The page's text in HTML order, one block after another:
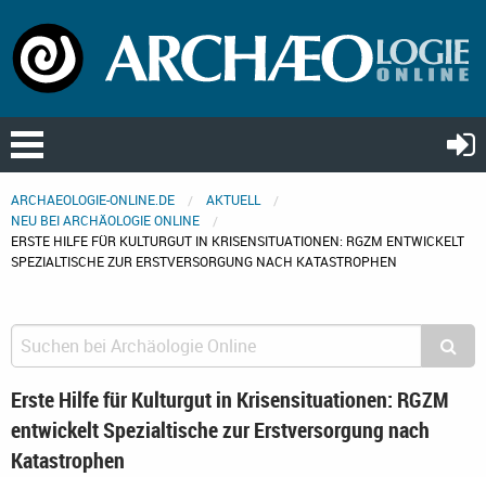
ARCHAEOLOGIE-ONLINE.DE
AKTUELL
NEU BEI ARCHÄOLOGIE ONLINE
ERSTE HILFE FÜR KULTURGUT IN KRISENSITUATIONEN: RGZM ENTWICKELT
SPEZIALTISCHE ZUR ERSTVERSORGUNG NACH KATASTROPHEN
Erste Hilfe für Kulturgut in Krisensituationen: RGZM
entwickelt Spezialtische zur Erstversorgung nach
Katastrophen